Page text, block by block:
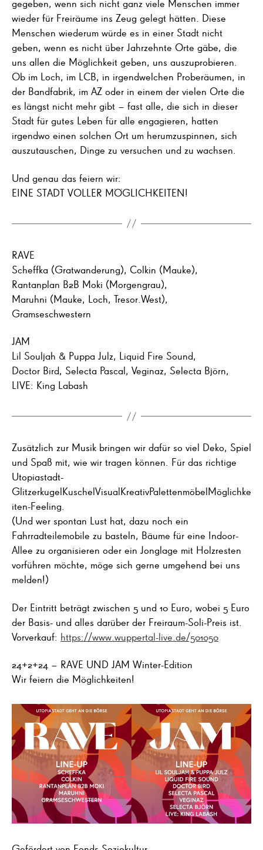
gegeben, wenn sich nicht ganz viele Menschen immer
wieder für Freiräume ins Zeug gelegt hätten. Diese
Menschen wiederum würde es in einer Stadt nicht
geben, wenn es nicht über Jahrzehnte Orte gäbe, die
uns allen die Möglichkeit geben, uns auszuprobieren.
Ob im Loch, im LCB, in irgendwelchen Proberäumen, in
der Bandfabrik, im AZ oder in einem der vielen Orte die
es längst nicht mehr gibt – fast alle, die sich in dieser
Stadt für gutes Leben für alle engagieren, hatten
irgendwo einen solchen Ort um herumzuspinnen, sich
auszutauschen, Dinge zu versuchen und zu wachsen.
Und genau das feiern wir:
EINE STADT VOLLER MÖGLICHKEITEN!
RAVE
Scheffka (Gratwanderung), Colkin (Mauke),
Rantanplan B2B Moki (Morgengrau),
Maruhni (Mauke, Loch, Tresor.West),
Gramseschwestern
JAM
Lil Souljah & Puppa Julz, Liquid Fire Sound,
Doctor Bird, Selecta Pascal, Veginaz, Selecta Björn,
LIVE: King Labash
Zusätzlich zur Musik bringen wir dafür so viel Deko, Spiel
und Spaß mit, wie wir tragen können. Für das richtige
Utopiastadt-
GlitzerkugelKuschelVisualKreativPalettenmöbelMöglichke
iten-Feeling.
(Und wer spontan Lust hat, dazu noch ein
Fahrradteilemobile zu basteln, Bäume für eine Indoor-
Allee zu organisieren oder ein Jonglage mit Holzresten
vorführen möchte, möge sich gerne umgehend bei uns
melden!)
Der Eintritt beträgt zwischen 5 und 10 Euro, wobei 5 Euro
der Basis- und alles darüber der Freiraum-Soli-Preis ist.
Vorverkauf: https://www.wuppertal-live.de/501050
24+2+24 – RAVE UND JAM Winter-Edition
Wir feiern die Möglichkeiten!